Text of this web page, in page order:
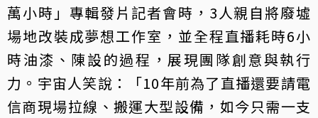
萬小時」專輯發片記者會時，3人親自將廢墟
場地改裝成夢想工作室，並全程直播耗時6小
時油漆、陳設的過程，展現團隊創意與執行
力。宇宙人笑說：「10年前為了直播還要請電
信商現場拉線、搬運大型設備，如今只需一支